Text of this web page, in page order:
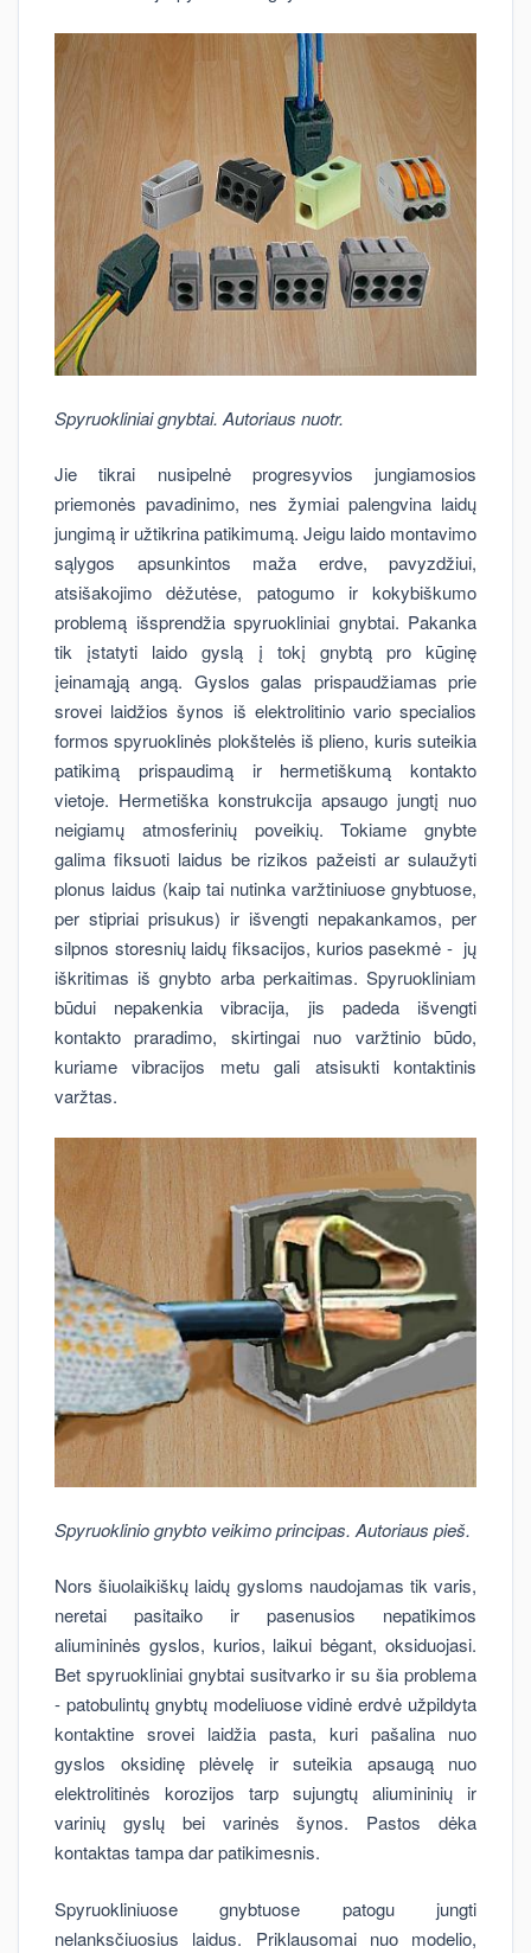
Spyruokliniai gnybtai. Autoriaus nuotr.
Jie tikrai nusipelnė progresyvios jungiamosios
priemonės pavadinimo, nes žymiai palengvina laidų
jungimą ir užtikrina patikimumą. Jeigu laido montavimo
sąlygos apsunkintos maža erdve, pavyzdžiui,
atsišakojimo dėžutėse, patogumo ir kokybiškumo
problemą išsprendžia spyruokliniai gnybtai. Pakanka
tik įstatyti laido gyslą į tokį gnybtą pro kūginę
įeinamąją angą. Gyslos galas prispaudžiamas prie
srovei laidžios šynos iš elektrolitinio vario specialios
formos spyruoklinės plokštelės iš plieno, kuris suteikia
patikimą prispaudimą ir hermetiškumą kontakto
vietoje. Hermetiška konstrukcija apsaugo jungtį nuo
neigiamų atmosferinių poveikių. Tokiame gnybte
galima fiksuoti laidus be rizikos pažeisti ar sulaužyti
plonus laidus (kaip tai nutinka varžtiniuose gnybtuose,
per stipriai prisukus) ir išvengti nepakankamos, per
silpnos storesnių laidų fiksacijos, kurios pasekmė - jų
iškritimas iš gnybto arba perkaitimas. Spyruokliniam
būdui nepakenkia vibracija, jis padeda išvengti
kontakto praradimo, skirtingai nuo varžtinio būdo,
kuriame vibracijos metu gali atsisukti kontaktinis
varžtas.
Spyruoklinio gnybto veikimo principas. Autoriaus pieš.
Nors šiuolaikiškų laidų gysloms naudojamas tik varis,
neretai pasitaiko ir pasenusios nepatikimos
aliumininės gyslos, kurios, laikui bėgant, oksiduojasi.
Bet spyruokliniai gnybtai susitvarko ir su šia problema
- patobulintų gnybtų modeliuose vidinė erdvė užpildyta
kontaktine srovei laidžia pasta, kuri pašalina nuo
gyslos oksidinę plėvelę ir suteikia apsaugą nuo
elektrolitinės korozijos tarp sujungtų aliumininių ir
varinių gyslų bei varinės šynos. Pastos dėka
kontaktas tampa dar patikimesnis.
Spyruokliniuose gnybtuose patogu jungti
nelanksčiuosius laidus. Priklausomai nuo modelio,